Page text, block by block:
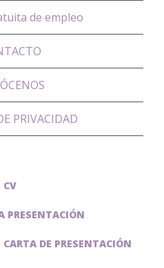
de empleo
PRIVACIDAD
CV
DE PRESENTACIÓN